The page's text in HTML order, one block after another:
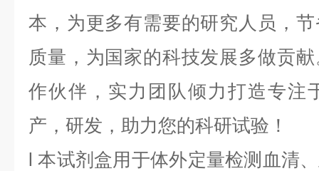
本，为更多有需要的研究人员，
质量，为国家的科技发展多做贡
作伙伴，实力团队倾力打造专注
产，研发，助力您的科研试验！
l本试剂盒用于体外定量检测血清